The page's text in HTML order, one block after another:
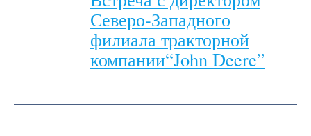
Северо-Западного
филиала тракторной
компании“John Deere”